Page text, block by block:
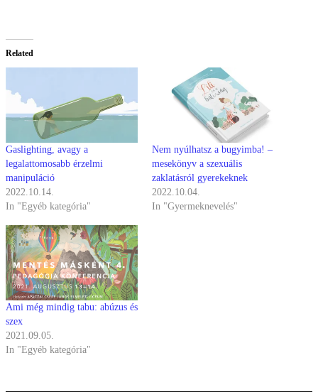
Related
Gaslighting, avagy a
legalattomosabb érzelmi
manipuláció
2022.10.14.
In "Egyéb kategória"
Nem nyúlhatsz a bugyimba! –
mesekönyv a szexuális
zaklatásról gyerekeknek
2022.10.04.
In "Gyermeknevelés"
Ami még mindig tabu: abúzus és
szex
2021.09.05.
In "Egyéb kategória"